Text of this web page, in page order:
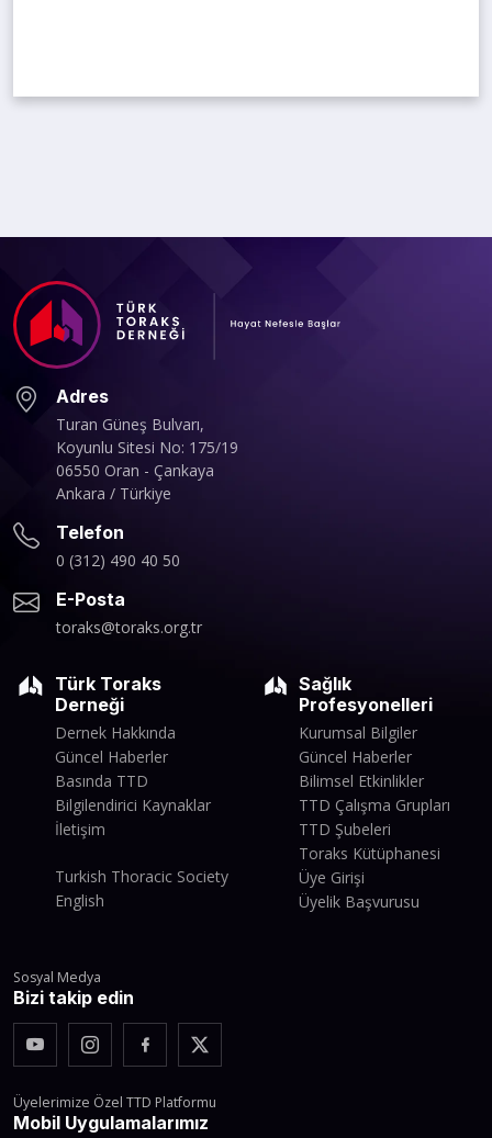
Adres
Turan Güneş Bulvarı,
Koyunlu Sitesi No: 175/19
06550 Oran - Çankaya
Ankara / Türkiye
Telefon
0 (312) 490 40 50
E-Posta
toraks@toraks.org.tr
Türk Toraks
Derneği
Dernek Hakkında
Güncel Haberler
Basında TTD
Bilgilendirici Kaynaklar
İletişim
Turkish Thoracic Society
English
Sağlık
Profesyonelleri
Kurumsal Bilgiler
Güncel Haberler
Bilimsel Etkinlikler
TTD Çalışma Grupları
TTD Şubeleri
Toraks Kütüphanesi
Üye Girişi
Üyelik Başvurusu
Sosyal Medya
Bizi takip edin
Üyelerimize Özel TTD Platformu
Mobil Uygulamalarımız